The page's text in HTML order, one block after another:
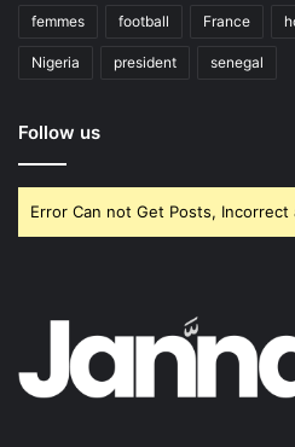
femmes football France
Nigeria president senegal
Follow us
Error Can not Get Posts,